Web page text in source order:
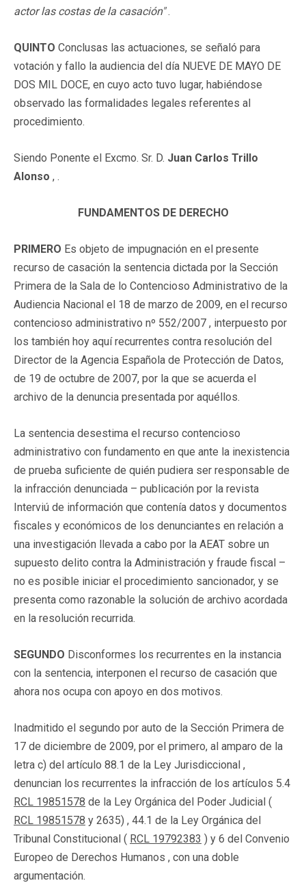
actor las costas de la casación".
QUINTO Conclusas las actuaciones, se señaló para
votación y fallo la audiencia del día NUEVE DE MAYO DE
DOS MIL DOCE, en cuyo acto tuvo lugar, habiéndose
observado las formalidades legales referentes al
procedimiento.
Siendo Ponente el Excmo. Sr. D. Juan Carlos Trillo
Alonso , .
FUNDAMENTOS DE DERECHO
PRIMERO Es objeto de impugnación en el presente
recurso de casación la sentencia dictada por la Sección
Primera de la Sala de lo Contencioso Administrativo de la
Audiencia Nacional el 18 de marzo de 2009, en el recurso
contencioso administrativo nº 552/2007 , interpuesto por
los también hoy aquí recurrentes contra resolución del
Director de la Agencia Española de Protección de Datos,
de 19 de octubre de 2007, por la que se acuerda el
archivo de la denuncia presentada por aquéllos.
La sentencia desestima el recurso contencioso
administrativo con fundamento en que ante la inexistencia
de prueba suficiente de quién pudiera ser responsable de
la infracción denunciada – publicación por la revista
Interviú de información que contenía datos y documentos
fiscales y económicos de los denunciantes en relación a
una investigación llevada a cabo por la AEAT sobre un
supuesto delito contra la Administración y fraude fiscal –
no es posible iniciar el procedimiento sancionador, y se
presenta como razonable la solución de archivo acordada
en la resolución recurrida.
SEGUNDO Disconformes los recurrentes en la instancia
con la sentencia, interponen el recurso de casación que
ahora nos ocupa con apoyo en dos motivos.
Inadmitido el segundo por auto de la Sección Primera de
17 de diciembre de 2009, por el primero, al amparo de la
letra c) del artículo 88.1 de la Ley Jurisdiccional ,
denuncian los recurrentes la infracción de los artículos 5.4
RCL 19851578 de la Ley Orgánica del Poder Judicial (
RCL 19851578 y 2635) , 44.1 de la Ley Orgánica del
Tribunal Constitucional ( RCL 19792383 ) y 6 del Convenio
Europeo de Derechos Humanos , con una doble
argumentación.